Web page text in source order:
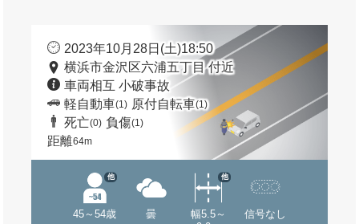
2023年10月28日(土)18:50
横浜市金沢区六浦五丁目 付近
車両相互 小破事故
軽自動車(1) 原付自転車(1)
死亡(0) 負傷(1)
距離64m
45～54歳
他
曇
幅5.5～
他
信号なし